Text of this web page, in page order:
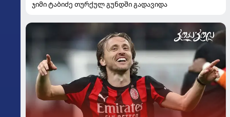
ჯიმი ტაბიძე თურქულ გუნდში გადავიდა